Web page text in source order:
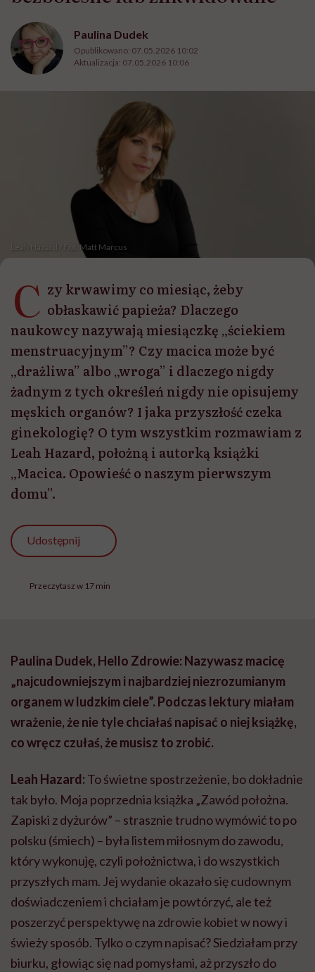
Paulina Dudek
Opublikowano: 07.05.2026 10:02
Aktualizacja: 07.05.2026 10:06
Leah Hazard / Fot. Matt Marcus
C zy krwawimy co miesiąc, żeby
obłaskawić papieża? Dlaczego
naukowcy nazywają miesiączkę „ściekiem
menstruacyjnym”? Czy macica może być
„drażliwa” albo „wroga” i dlaczego nigdy
żadnym z tych określeń nigdy nie opisujemy
męskich organów? I jaka przyszłość czeka
ginekologię? O tym wszystkim rozmawiam z
Leah Hazard, położną i autorką książki
„Macica. Opowieść o naszym pierwszym
domu”.
Udostępnij
Przeczytasz w 17 min
Paulina Dudek, Hello Zdrowie: Nazywasz macicę
„najcudowniejszym i najbardziej niezrozumianym
organem w ludzkim ciele”. Podczas lektury miałam
wrażenie, że nie tyle chciałaś napisać o niej książkę,
co wręcz czułaś, że musisz to zrobić.
Leah Hazard: To świetne spostrzeżenie, bo dokładnie
tak było. Moja poprzednia książka „Zawód położna.
Zapiski z dyżurów” – strasznie trudno wymówić to po
polsku (śmiech) – była listem miłosnym do zawodu,
który wykonuję, czyli położnictwa, i do wszystkich
przyszłych mam. Jej wydanie okazało się cudownym
doświadczeniem i chciałam je powtórzyć, ale też
poszerzyć perspektywę na zdrowie kobiet w nowy i
świeży sposób. Tylko o czym napisać? Siedziałam przy
biurku, głowiąc się nad pomysłami, aż przyszło do